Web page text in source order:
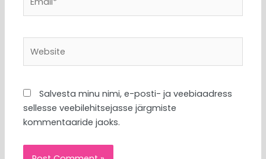
Salvesta minu nimi, e-posti- ja veebiaadress
sellesse veebilehitsejasse järgmiste
kommentaaride jaoks.